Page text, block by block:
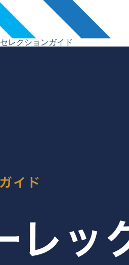
セレクションガイド